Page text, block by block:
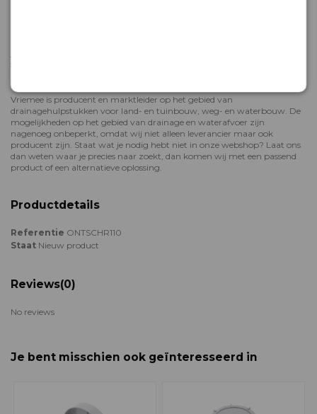
Over Vriemee Int. Drain Products B.V.
Vriemee is producent en marktleider op het gebied van
drainagehulpstukken voor land- en tuinbouw, weg- en waterbouw. De
mogelijkheden op het gebied van drainage en waterafvoer zijn
nagenoeg onbeperkt, omdat wij niet alleen leverancier maar ook
producent zijn. Staat wat je nodig hebt niet in onze webshop? Laat ons
dan weten waar je precies naar zoekt, dan komen wij met een passend
product of een alternatieve oplossing.
Productdetails
Referentie ONTSCHR110
Staat Nieuw product
Reviews(0)
No reviews
Je bent misschien ook geïnteresseerd in